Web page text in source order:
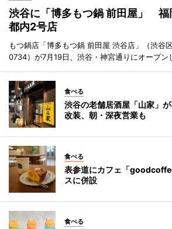
渋谷に「博多もつ鍋 前田屋」 福
都内2号店
もつ鍋店「博多もつ鍋 前田屋 渋谷店」（渋谷
0734）が7月19日、渋谷・神宮通りにオープン
食べる
渋谷の老舗居酒屋「山家」
改装、朝・深夜営業も
食べる
表参道にカフェ「
スに併設
食べる